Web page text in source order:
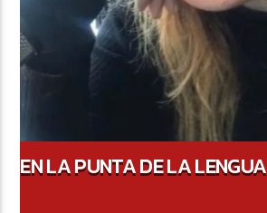
EN LA PUNTA DE LA LENGUA